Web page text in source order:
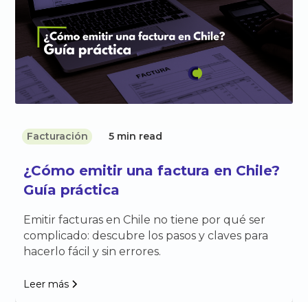
Facturación 5 min read
¿Cómo emitir una factura en Chile?
Guía práctica
Emitir facturas en Chile no tiene por qué ser
complicado: descubre los pasos y claves para
hacerlo fácil y sin errores.
Leer más